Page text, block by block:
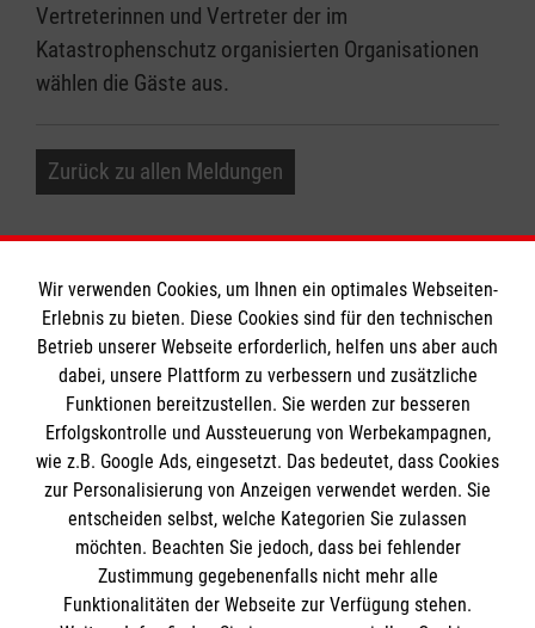
Vertreterinnen und Vertreter der im
Katastrophenschutz organisierten Organisationen
wählen die Gäste aus.
Zurück zu allen Meldungen
Informationen
Impressum
Datenschutz
Kontakt
Die Malteser
Malteser in Deutschland
Malteserorden
Spendenkonto
Wir verwenden Cookies, um Ihnen ein optimales Webseiten-
Erlebnis zu bieten. Diese Cookies sind für den technischen
Betrieb unserer Webseite erforderlich, helfen uns aber auch
dabei, unsere Plattform zu verbessern und zusätzliche
Funktionen bereitzustellen. Sie werden zur besseren
Erfolgskontrolle und Aussteuerung von Werbekampagnen,
wie z.B. Google Ads, eingesetzt. Das bedeutet, dass Cookies
zur Personalisierung von Anzeigen verwendet werden. Sie
entscheiden selbst, welche Kategorien Sie zulassen
möchten. Beachten Sie jedoch, dass bei fehlender
Zustimmung gegebenenfalls nicht mehr alle
Funktionalitäten der Webseite zur Verfügung stehen.